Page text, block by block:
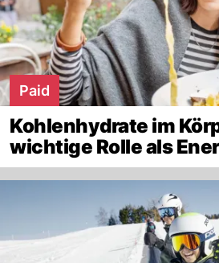
Paid
Kohlenhydrate im
wichtige Rolle als